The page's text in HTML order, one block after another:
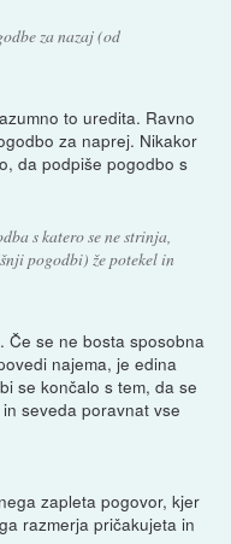
za nazaj (od
to uredita. Ravno
za naprej. Nikakor
da podpiše pogodbo s
s katero se ne strinja,
pogodbi) že potekel in
Če se ne bosta sposobna
najema, je edina
se končalo s tem, da se
seveda poravnat vse
zapleta pogovor, kjer
razmerja pričakujeta in